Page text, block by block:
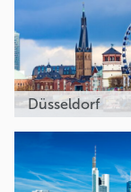
Düsseldorf